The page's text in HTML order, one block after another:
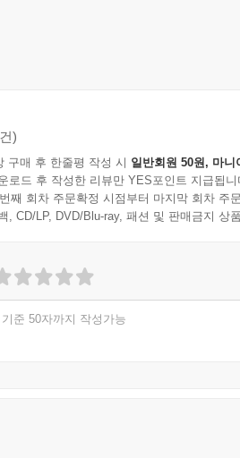
)
구매 후 한줄평 작성 시 일반회원 50원, 마니
로드 후 작성한 리뷰만 YES포인트 지급됩니
째 회차 주문확정 시점부터 마지막 회차 주
, CD/LP, DVD/Blu-ray, 패션 및 판매금지 상
준 50자까지 작성가능